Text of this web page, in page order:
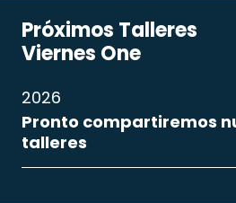
Próximos Talleres
Viernes One
2026
Pronto compartiremos
talleres